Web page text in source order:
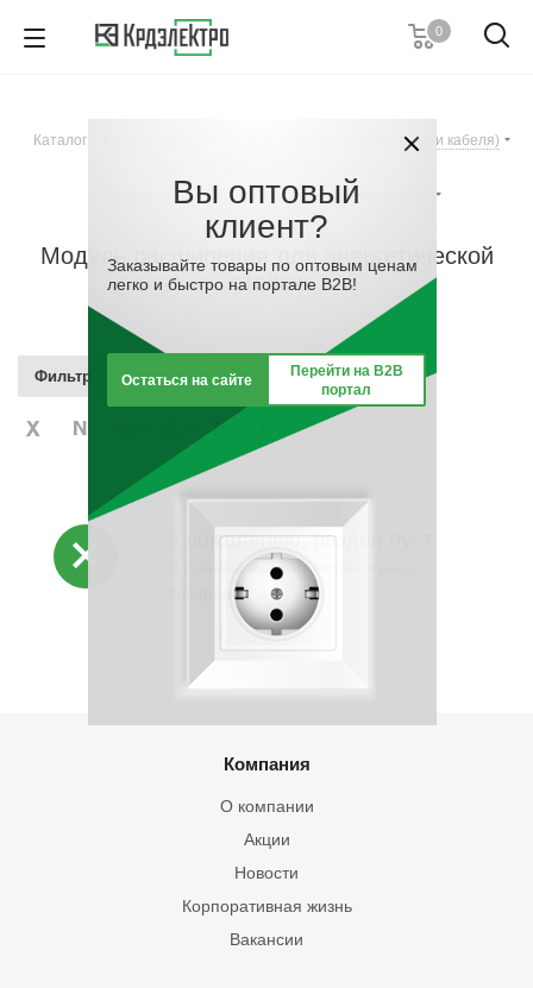
0
Каталог
Кабеленесущие системы (системы для прокладки кабеля)
Модуль расширения для энергетической стойки
Модуль расширения для энергетической
стойки
Фильтр
К сожалению, раздел пуст
В данный момент нет активных
Компания
О компании
Акции
Новости
Корпоративная жизнь
Вакансии
Вы оптовый
клиент?
Заказывайте товары по оптовым ценам
легко и быстро на портале B2B!
Остаться на сайте
Перейти на B2B
портал